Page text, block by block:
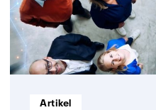
Informatietype:
Artikel